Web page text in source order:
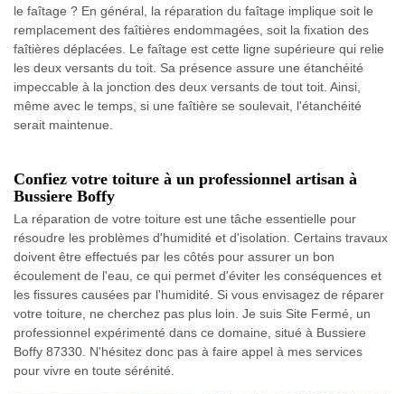
le faîtage ? En général, la réparation du faîtage implique soit le
remplacement des faîtières endommagées, soit la fixation des
faîtières déplacées. Le faîtage est cette ligne supérieure qui relie
les deux versants du toit. Sa présence assure une étanchéité
impeccable à la jonction des deux versants de tout toit. Ainsi,
même avec le temps, si une faîtière se soulevait, l'étanchéité
serait maintenue.
Confiez votre toiture à un professionnel artisan à
Bussiere Boffy
La réparation de votre toiture est une tâche essentielle pour
résoudre les problèmes d'humidité et d'isolation. Certains travaux
doivent être effectués par les côtés pour assurer un bon
écoulement de l'eau, ce qui permet d'éviter les conséquences et
les fissures causées par l'humidité. Si vous envisagez de réparer
votre toiture, ne cherchez pas plus loin. Je suis Site Fermé, un
professionnel expérimenté dans ce domaine, situé à Bussiere
Boffy 87330. N'hésitez donc pas à faire appel à mes services
pour vivre en toute sérénité.